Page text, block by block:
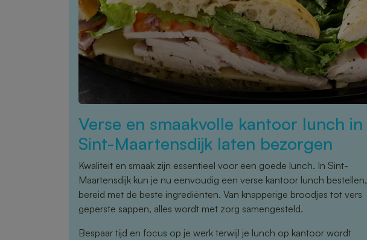
Verse en smaakvolle kantoor lunch in
Sint-Maartensdijk laten bezorgen
Kwaliteit en smaak zijn essentieel voor een goede lunch. In Sint-
Maartensdijk kun je nu eenvoudig een verse kantoor lunch bestellen,
bereid met de beste ingrediënten. Van knapperige broodjes tot vers
geperste sappen, alles wordt met zorg samengesteld.
Bespaar tijd en focus op je werk terwijl je lunch op kantoor wordt